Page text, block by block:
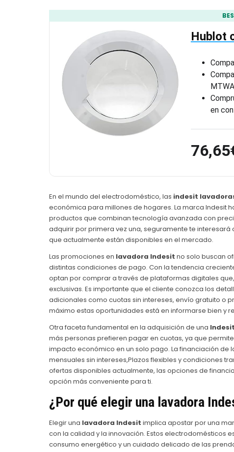
Hublot
en
En el mundo del electrodoméstico, las indesit
económica para millones de hogares. La marca Indesit
productos que combinan tecnología avanzada con
adquirir por primera vez una, seguramente te
que actualmente están disponibles en el mercado.
Las promociones en lavadora Indesit no solo buscan
distintas condiciones de pago. Con la tendencia
optan por comprar a través de plataformas digitales
exclusivas. Es importante que el cliente conozca los
adicionales como cuotas sin intereses, envío gratuito o
máximo estas oportunidades está en informarse bien y
Otra faceta fundamental en la adquisición de una
más personas prefieren pagar en cuotas, ya que
impacto económico en un solo pago. La financiación de
mensuales sin intereses,Plazos flexibles y condiciones
ofertas disponibles actualmente, las opciones de
opción más conveniente para ti.
¿Por qué elegir una lavadora
Elegir una lavadora Indesit implica apostar por una
con la calidad y la innovación. Estos electrodomésticos
consumo energético y un cuidado delicado de las